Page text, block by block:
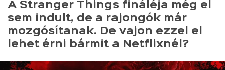
A Stranger Things fináléja még el
sem indult, de a rajongók már
mozgósítanak. De vajon ezzel el
lehet érni bármit a Netflixnél?